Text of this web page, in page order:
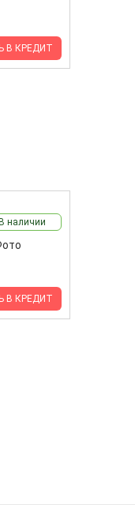
В КРЕДИТ
наличии
В КРЕДИТ